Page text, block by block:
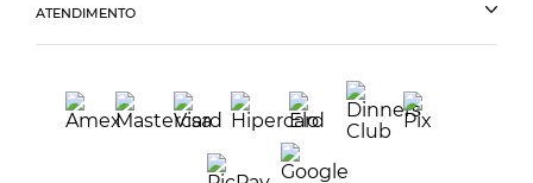
ATENDIMENTO